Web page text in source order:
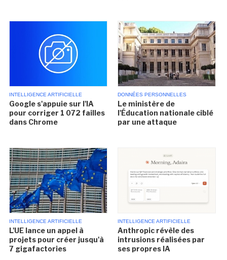
INTELLIGENCE ARTIFICIELLE
Google s'appuie sur l'IA
pour corriger 1 072 failles
dans Chrome
DONNÉES PERSONNELLES
Le ministère de
l'Éducation nationale ciblé
par une attaque
INTELLIGENCE ARTIFICIELLE
L'UE lance un appel à
projets pour créer jusqu'à
7 gigafactories
INTELLIGENCE ARTIFICIELLE
Anthropic révèle des
intrusions réalisées par
ses propres IA